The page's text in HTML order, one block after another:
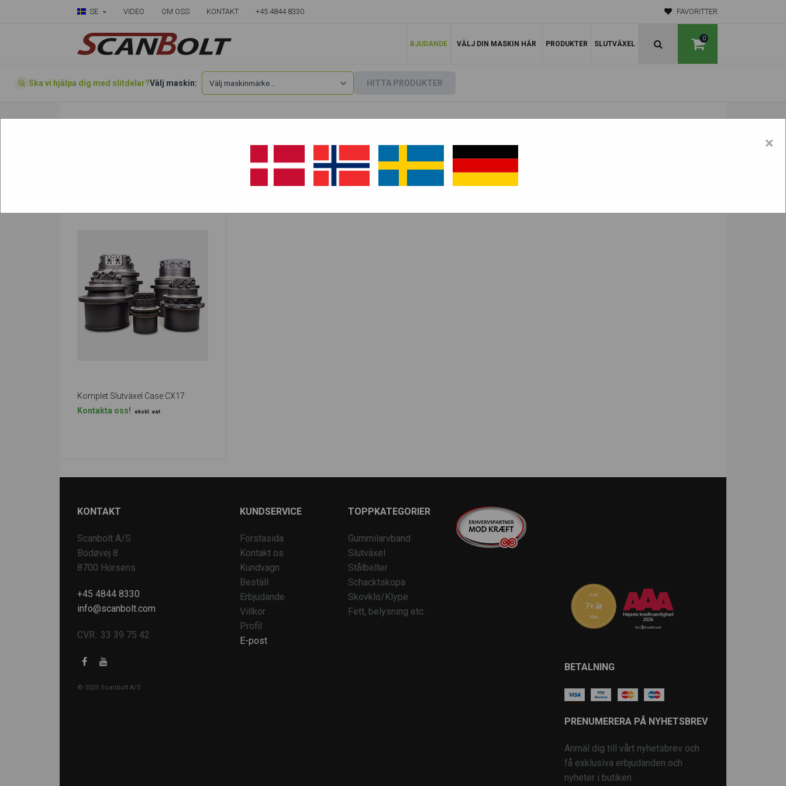
SE VIDEO OM OSS KONTAKT +45 4844 8330 FAVORITTER
0
BJUDANDE VÄLJ DIN MASKIN HÄR PRODUKTER SLUTVÄXEL
Ska vi hjälpa dig med slitdelar?Välj maskin: HITTA PRODUKTER
Komplet Slutväxel Case CX17
Kontakta oss!
ekskl. vat
KONTAKT
Scanbolt A/S
Bodøvej 8
8700 Horsens
+45 4844 8330
info@scanbolt.com
CVR.: 33 39 75 42
© 2025 Scanbolt A/S
KUNDSERVICE
Förstasida
Kontakt os
Kundvagn
Beställ
Erbjudande
Villkor
Profil
E-post
TOPPKATEGORIER
Gummilarvband
Slutväxel
Stålbelter
Schacktskopa
Skovklo/Klype
Fett, belysning etc.
BETALNING
PRENUMERERA PÅ NYHETSBREV
Anmäl dig till vårt nyhetsbrev och
få exklusiva erbjudanden och
nyheter i butiken.
×